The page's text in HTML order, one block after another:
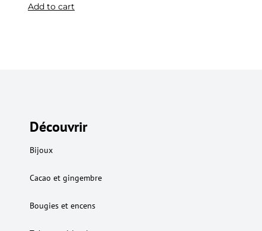
Add to cart
Découvrir
Bijoux
Cacao et gingembre
Bougies et encens